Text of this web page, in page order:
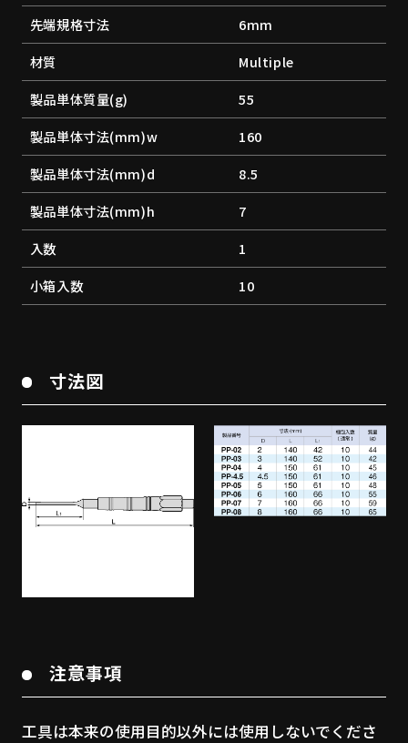
先端規格寸法
6mm
材質
Multiple
製品単体質量(g)
55
製品単体寸法(mm)w
160
製品単体寸法(mm)d
8.5
製品単体寸法(mm)h
7
入数
1
小箱入数
10
寸法図
注意事項
工具は本来の使用目的以外には使用しないでくださ